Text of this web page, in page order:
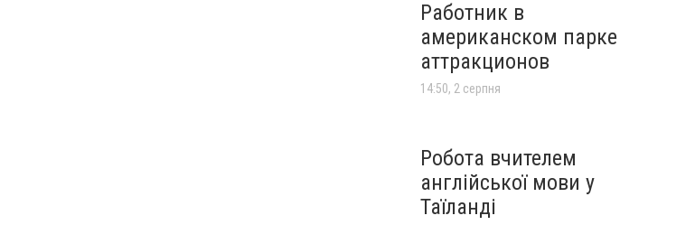
Работник в
американском парке
аттракционов
14:50, 2 серпня
Робота вчителем
англійської мови у
Таїланді